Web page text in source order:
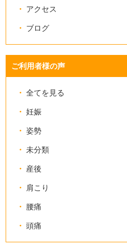
アクセス
ブログ
ご利用者様の声
全てを見る
妊娠
姿勢
未分類
産後
肩こり
腰痛
頭痛